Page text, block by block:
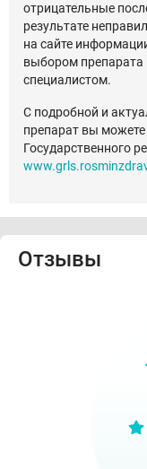
отрицательные
результате
на сайте
выбором препарата
специалистом.
С подробной и
препарат вы
Государственного
Отзывы